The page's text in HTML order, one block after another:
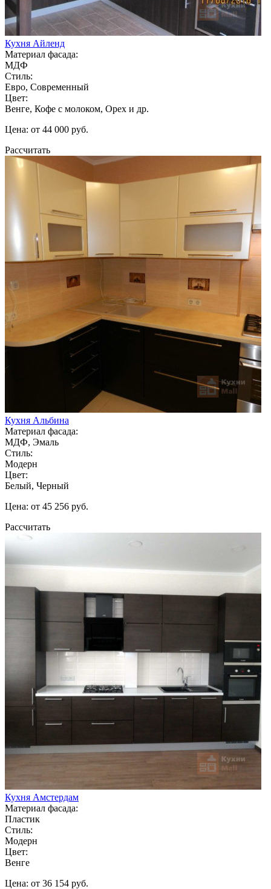
Кухня Айленд
Материал фасада:
МДФ
Стиль:
Евро, Современный
Цвет:
Венге, Кофе с молоком, Орех и др.
Цена: от 44 000 руб.
Рассчитать
Кухня Альбина
Материал фасада:
МДФ, Эмаль
Стиль:
Модерн
Цвет:
Белый, Черный
Цена: от 45 256 руб.
Рассчитать
Кухня Амстердам
Материал фасада:
Пластик
Стиль:
Модерн
Цвет:
Венге
Цена: от 36 154 руб.